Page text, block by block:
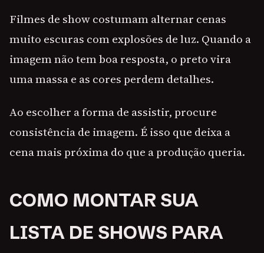
Filmes de show costumam alternar cenas
muito escuras com explosões de luz. Quando a
imagem não tem boa resposta, o preto vira
uma massa e as cores perdem detalhes.
Ao escolher a forma de assistir, procure
consistência de imagem. É isso que deixa a
cena mais próxima do que a produção queria.
COMO MONTAR SUA
LISTA DE SHOWS PARA